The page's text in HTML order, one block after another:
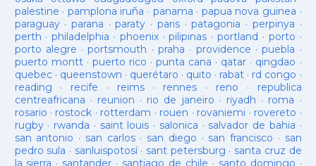
palestine · pamplona iruña · panama · papua nova guinea ·
paraguay· parana ·paraty · paris·patagonia · perpinya ·
perth ·philadelphia · phoenix·pilipinas ·portland · porto ·
porto alegre ·portsmouth ·praha · providence ·puebla ·
puerto montt· puerto rico ·punta cana · qatar · qingdao ·
quebec· queenstown · querétaro · quito · rabat · rd congo ·
reading · recife · reims· rennes · reno · republica
centreafricana · reunion · rio de janeiro · riyadh · roma ·
rosario · rostock · rotterdam · rouen · rovaniemi · rovereto ·
rugby· rwanda · saint louis · salonica · salvador de bahia ·
san antonio · san carlos· san diego · san francisco · san
pedro sula · sanluispotosí· sant petersburg · santa cruz de
la sierra · santander · santiago de chile · santo domingo ·